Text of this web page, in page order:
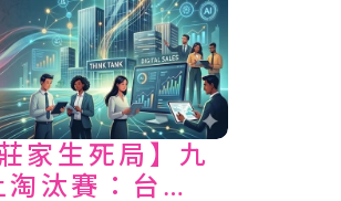
家生死局】九
汰賽：台灣